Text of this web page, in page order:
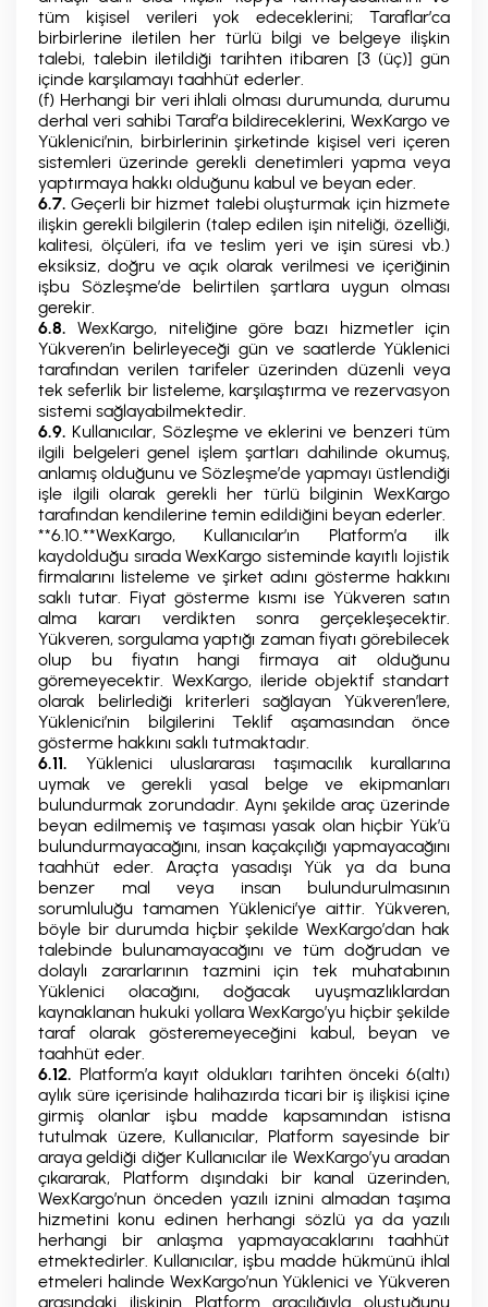
tüm kişisel verileri yok edeceklerini; Taraflar’ca
birbirlerine iletilen her türlü bilgi ve belgeye ilişkin
talebi, talebin iletildiği tarihten itibaren [3 (üç)] gün
içinde karşılamayı taahhüt ederler.
(f) Herhangi bir veri ihlali olması durumunda, durumu
derhal veri sahibi Taraf’a bildireceklerini, WexKargo ve
Yüklenici’nin, birbirlerinin şirketinde kişisel veri içeren
sistemleri üzerinde gerekli denetimleri yapma veya
yaptırmaya hakkı olduğunu kabul ve beyan eder.
6.7. Geçerli bir hizmet talebi oluşturmak için hizmete
ilişkin gerekli bilgilerin (talep edilen işin niteliği, özelliği,
kalitesi, ölçüleri, ifa ve teslim yeri ve işin süresi vb.)
eksiksiz, doğru ve açık olarak verilmesi ve içeriğinin
işbu Sözleşme’de belirtilen şartlara uygun olması
gerekir.
6.8. WexKargo, niteliğine göre bazı hizmetler için
Yükveren’in belirleyeceği gün ve saatlerde Yüklenici
tarafından verilen tarifeler üzerinden düzenli veya
tek seferlik bir listeleme, karşılaştırma ve rezervasyon
sistemi sağlayabilmektedir.
6.9. Kullanıcılar, Sözleşme ve eklerini ve benzeri tüm
ilgili belgeleri genel işlem şartları dahilinde okumuş,
anlamış olduğunu ve Sözleşme’de yapmayı üstlendiği
işle ilgili olarak gerekli her türlü bilginin WexKargo
tarafından kendilerine temin edildiğini beyan ederler.
**6.10.**WexKargo, Kullanıcılar’ın Platform’a ilk
kaydolduğu sırada WexKargo sisteminde kayıtlı lojistik
firmalarını listeleme ve şirket adını gösterme hakkını
saklı tutar. Fiyat gösterme kısmı ise Yükveren satın
alma kararı verdikten sonra gerçekleşecektir.
Yükveren, sorgulama yaptığı zaman fiyatı görebilecek
olup bu fiyatın hangi firmaya ait olduğunu
göremeyecektir. WexKargo, ileride objektif standart
olarak belirlediği kriterleri sağlayan Yükveren’lere,
Yüklenici’nin bilgilerini Teklif aşamasından önce
gösterme hakkını saklı tutmaktadır.
6.11. Yüklenici uluslararası taşımacılık kurallarına
uymak ve gerekli yasal belge ve ekipmanları
bulundurmak zorundadır. Aynı şekilde araç üzerinde
beyan edilmemiş ve taşıması yasak olan hiçbir Yük’ü
bulundurmayacağını, insan kaçakçılığı yapmayacağını
taahhüt eder. Araçta yasadışı Yük ya da buna
benzer mal veya insan bulundurulmasının
sorumluluğu tamamen Yüklenici’ye aittir. Yükveren,
böyle bir durumda hiçbir şekilde WexKargo’dan hak
talebinde bulunamayacağını ve tüm doğrudan ve
dolaylı zararlarının tazmini için tek muhatabının
Yüklenici olacağını, doğacak uyuşmazlıklardan
kaynaklanan hukuki yollara WexKargo’yu hiçbir şekilde
taraf olarak gösteremeyeceğini kabul, beyan ve
taahhüt eder.
6.12. Platform’a kayıt oldukları tarihten önceki 6(altı)
aylık süre içerisinde halihazırda ticari bir iş ilişkisi içine
girmiş olanlar işbu madde kapsamından istisna
tutulmak üzere, Kullanıcılar, Platform sayesinde bir
araya geldiği diğer Kullanıcılar ile WexKargo’yu aradan
çıkararak, Platform dışındaki bir kanal üzerinden,
WexKargo’nun önceden yazılı iznini almadan taşıma
hizmetini konu edinen herhangi sözlü ya da yazılı
herhangi bir anlaşma yapmayacaklarını taahhüt
etmektedirler. Kullanıcılar, işbu madde hükmünü ihlal
etmeleri halinde WexKargo’nun Yüklenici ve Yükveren
arasındaki ilişkinin Platform aracılığıyla oluştuğunu